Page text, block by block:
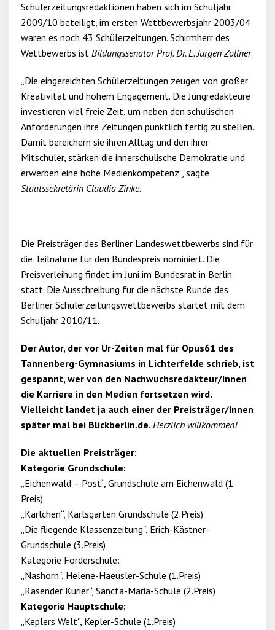
Schülerzeitungsredaktionen haben sich im Schuljahr
2009/10 beteiligt, im ersten Wettbewerbsjahr 2003/04
waren es noch 43 Schülerzeitungen. Schirmherr des
Wettbewerbs ist Bildungssenator Prof. Dr. E. Jürgen Zöllner.
„Die eingereichten Schülerzeitungen zeugen von großer
Kreativität und hohem Engagement. Die Jungredakteure
investieren viel freie Zeit, um neben den schulischen
Anforderungen ihre Zeitungen pünktlich fertig zu stellen.
Damit bereichern sie ihren Alltag und den ihrer
Mitschüler, stärken die innerschulische Demokratie und
erwerben eine hohe Medienkompetenz“, sagte
Staatssekretärin Claudia Zinke.
Die Preisträger des Berliner Landeswettbewerbs sind für
die Teilnahme für den Bundespreis nominiert. Die
Preisverleihung findet im Juni im Bundesrat in Berlin
statt. Die Ausschreibung für die nächste Runde des
Berliner Schülerzeitungswettbewerbs startet mit dem
Schuljahr 2010/11.
Der Autor, der vor Ur-Zeiten mal für Opus61 des
Tannenberg-Gymnasiums in Lichterfelde schrieb, ist
gespannt, wer von den Nachwuchsredakteur/Innen
die Karriere in den Medien fortsetzen wird.
Vielleicht landet ja auch einer der Preisträger/Innen
später mal bei Blickberlin.de. Herzlich willkommen!
Die aktuellen Preisträger:
Kategorie Grundschule:
„Eichenwald – Post“, Grundschule am Eichenwald (1.
Preis)
„Karlchen“, Karlsgarten Grundschule (2.Preis)
„Die fliegende Klassenzeitung“, Erich-Kästner-
Grundschule (3.Preis)
Kategorie Förderschule:
„Nashorn“, Helene-Haeusler-Schule (1.Preis)
„Rasender Kurier“, Sancta-Maria-Schule (2.Preis)
Kategorie Hauptschule:
„Keplers Welt“, Kepler-Schule (1.Preis)